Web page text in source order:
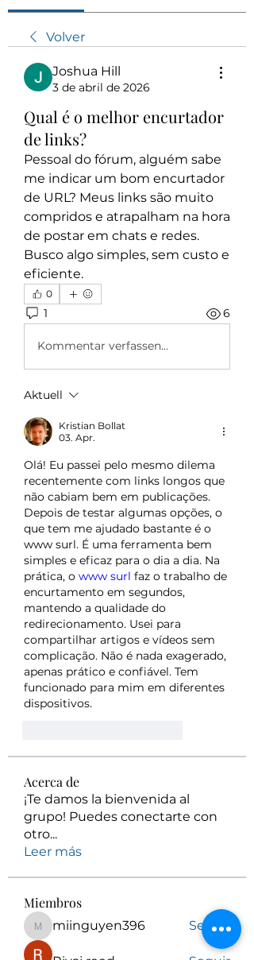
Volver
Joshua Hill
3 de abril de 2026
Qual é o melhor encurtador
de links?
Pessoal do fórum, alguém sabe
me indicar um bom encurtador
de URL? Meus links são muito
compridos e atrapalham na hora
de postar em chats e redes.
Busco algo simples, sem custo e
eficiente.
0
1 6
Kommentar verfassen...
Aktuell
Kristian Bollat
03. Apr.
Olá! Eu passei pelo mesmo dilema
recentemente com links longos que
não cabiam bem em publicações.
Depois de testar algumas opções, o
que tem me ajudado bastante é o
www surl. É uma ferramenta bem
simples e eficaz para o dia a dia. Na
prática, o www surl faz o trabalho de
encurtamento em segundos,
mantendo a qualidade do
redirecionamento. Usei para
compartilhar artigos e vídeos sem
complicação. Não é nada exagerado,
apenas prático e confiável. Tem
funcionado para mim em diferentes
dispositivos.
Acerca de
¡Te damos la bienvenida al
grupo! Puedes conectarte con
otro...
Leer más
Miembros
miinguyen396
miinguyen396 Seguir